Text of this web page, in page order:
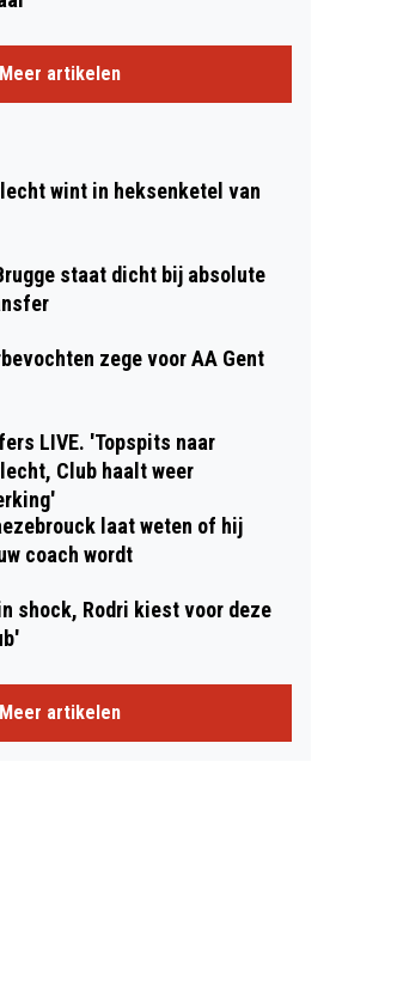
Meer artikelen
wint in heksenketel van
staat dicht bij absolute
zege voor AA Gent
LIVE. 'Topspits naar
Club haalt weer
laat weten of hij
coach wordt
shock, Rodri kiest voor deze
Meer artikelen